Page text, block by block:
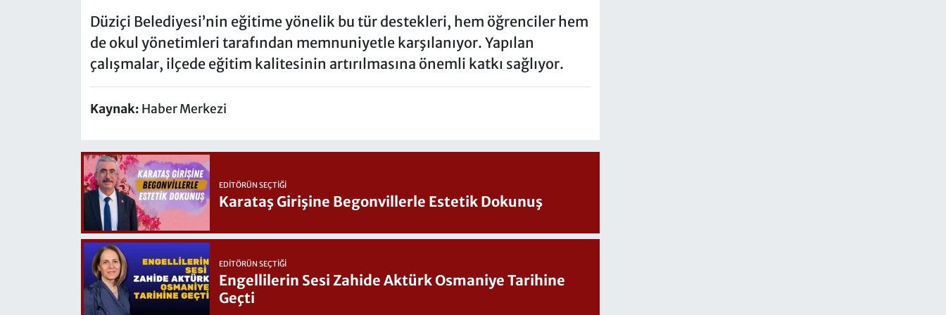
Düziçi Belediyesi’nin eğitime yönelik bu tür destekleri, hem öğrenciler hem
de okul yönetimleri tarafından memnuniyetle karşılanıyor. Yapılan
çalışmalar, ilçede eğitim kalitesinin artırılmasına önemli katkı sağlıyor.
Kaynak: Haber Merkezi
EDITÖRÜN SEÇTIĞI
Karataş Girişine Begonvillerle Estetik Dokunuş
EDITÖRÜN SEÇTIĞI
Engellilerin Sesi Zahide Aktürk Osmaniye Tarihine
Geçti